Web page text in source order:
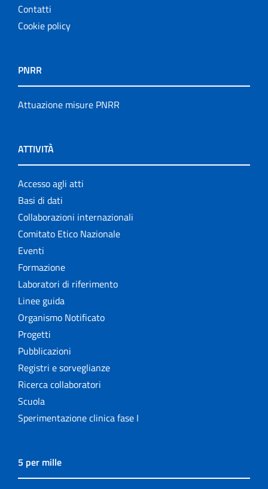
Contatti
Cookie policy
PNRR
Attuazione misure PNRR
ATTIVITÀ
Accesso agli atti
Basi di dati
Collaborazioni internazionali
Comitato Etico Nazionale
Eventi
Formazione
Laboratori di riferimento
Linee guida
Organismo Notificato
Progetti
Pubblicazioni
Registri e sorveglianze
Ricerca collaboratori
Scuola
Sperimentazione clinica fase I
5 per mille